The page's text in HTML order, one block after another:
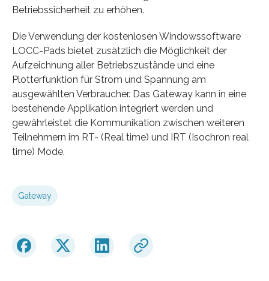
Betriebssicherheit zu erhöhen.
Die Verwendung der kostenlosen Windowssoftware
LOCC-Pads bietet zusätzlich die Möglichkeit der
Aufzeichnung aller Betriebszustände und eine
Plotterfunktion für Strom und Spannung am
ausgewählten Verbraucher. Das Gateway kann in eine
bestehende Applikation integriert werden und
gewährleistet die Kommunikation zwischen weiteren
Teilnehmern im RT- (Real time) und IRT (Isochron real
time) Mode.
Gateway